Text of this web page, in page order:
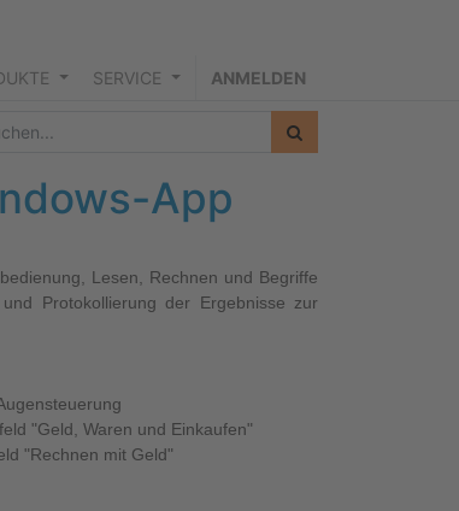
SERVICE ANMELDEN
App
Lesen, Rechnen und Begriffe
Protokollierung der Ergebnisse zur
"Geld, Waren und Einkaufen"
"Rechnen mit Geld"